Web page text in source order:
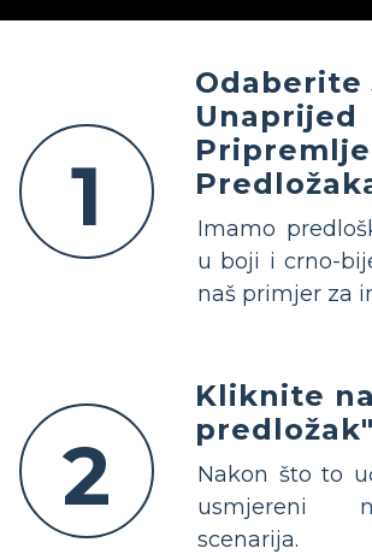
1
Odaberite
Unaprijed
Imamo
u boji i crno-
naš primjer za
2
Kliknite
predložak"
Nakon što to
usmjereni
scenarija.